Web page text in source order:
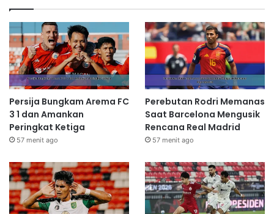
Persija Bungkam Arema FC
3 1 dan Amankan
Peringkat Ketiga
57 menit ago
Perebutan Rodri Memanas
Saat Barcelona Mengusik
Rencana Real Madrid
57 menit ago